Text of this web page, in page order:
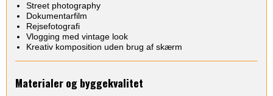
Street photography
Dokumentarfilm
Rejsefotografi
Vlogging med vintage look
Kreativ komposition uden brug af skærm
Materialer og byggekvalitet